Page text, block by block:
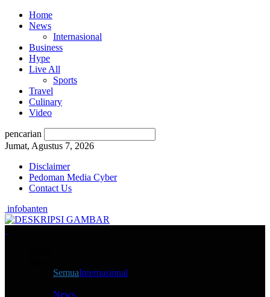
Home
News
Internasional
Business
Hype
Live All
Sports
Travel
Culinary
Video
pencarian
Jumat, Agustus 7, 2026
Disclaimer
Pedoman Media Cyber
Contact Us
infobanten
SemuaInternasional
News